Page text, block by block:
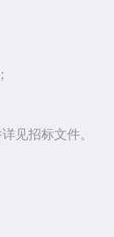
见招标文件。